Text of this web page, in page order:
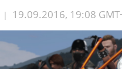
| 19.09.2016, 19:08